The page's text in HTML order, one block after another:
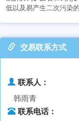
低以及易产生二次污染
交易联系方式
联系人：
韩雨青
联系电话：